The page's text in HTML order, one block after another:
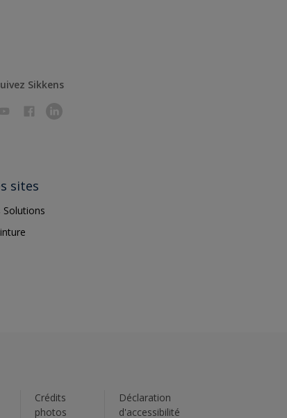
Sikkens
sites
Solutions
Crédits
photos
Déclaration
d'accessibilité